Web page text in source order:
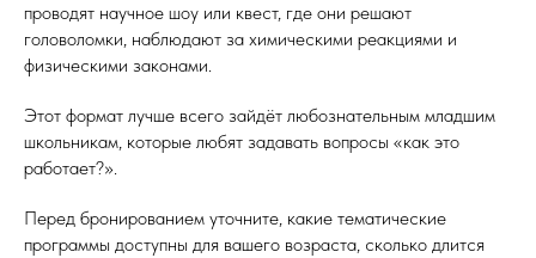
проводят научное шоу или квест, где они решают
головоломки, наблюдают за химическими реакциями и
физическими законами.
Этот формат лучше всего зайдёт любознательным младшим
школьникам, которые любят задавать вопросы «как это
работает?».
Перед бронированием уточните, какие тематические
программы доступны для вашего возраста, сколько длится